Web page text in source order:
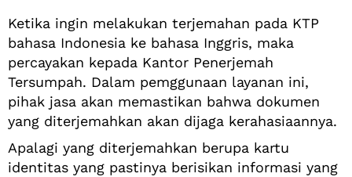
Ketika ingin melakukan terjemahan pada KTP
bahasa Indonesia ke bahasa Inggris, maka
percayakan kepada Kantor Penerjemah
Tersumpah. Dalam pemggunaan layanan ini,
pihak jasa akan memastikan bahwa dokumen
yang diterjemahkan akan dijaga kerahasiaannya.
Apalagi yang diterjemahkan berupa kartu
identitas yang pastinya berisikan informasi yang